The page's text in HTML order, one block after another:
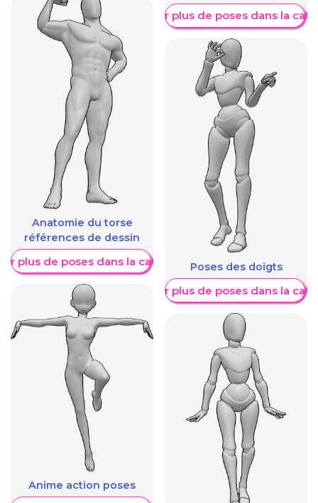
Anatomie du torse
références de dessin
plus de poses dans la catégorie
Anime action poses
Afficher plus de poses dans la
Poses des doigts
Afficher plus de poses dans la